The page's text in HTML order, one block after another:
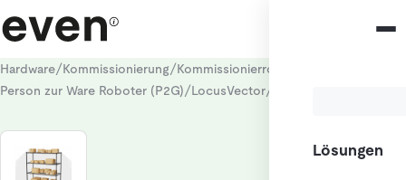
Lösungen
Hardware/Kommissionierung/Kommissionierroboter
Person zur Ware Roboter (P2G)/LocusVector/